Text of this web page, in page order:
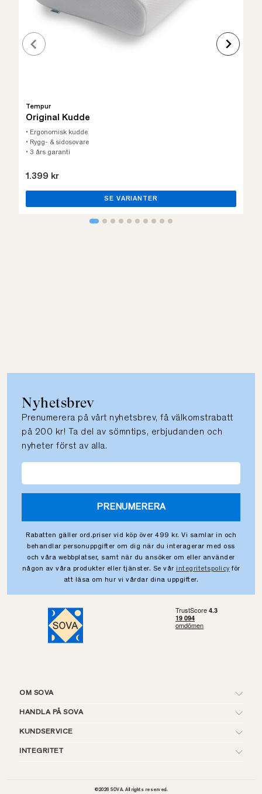
Tempur
Original Kudde
• Ergonomisk kudde
• Rygg- & sidosovare
• 3 års garanti
1.399 kr
SE VARIANTER
Nyhetsbrev
Prenumerera på vårt nyhetsbrev, få välkomstrabatt
på 200 kr! Ta del av sömntips, erbjudanden och
nyheter först av alla.
PRENUMERERA
Rabatten gäller ord.priser vid köp över 499 kr. Vi samlar in och
behandlar personuppgifter om dig när du interagerar med oss
och våra webbplatser, samt när du ansöker om eller använder
någon av våra produkter eller tjänster. Se vår integritetspolicy för
att läsa om hur vi vårdar dina uppgifter.
OM SOVA
HANDLA PÅ SOVA
KUNDSERVICE
INTEGRITET
©2026SOVA. All rights reserved.